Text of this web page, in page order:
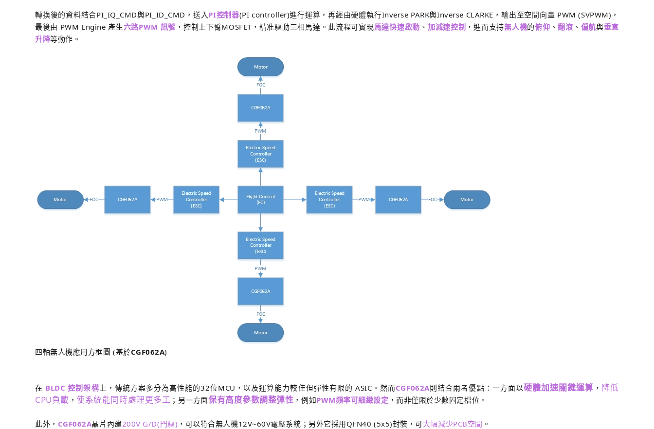
轉換後的資料結合PI_IQ_CMD與PI_ID_CMD，送入PI控制器(PI controller)進行運算，再經由硬體執行Inverse PARK與Inverse CLARKE，輸出至空間向量 PWM (SVPWM)，
最後由 PWM Engine 產生六路PWM 訊號 ，控制上下臂MOSFET，精准驅動三相馬達。此流程可實現馬達快速啟動 、 加減速控制 ，進而支持無人機的俯仰 、翻滾 、 偏航與垂直
升降等動作。
四軸無人機應用方框圖 (基於CGF062A)
在 BLDC 控制架構上，傳統方案多分為高性能的32位MCU，以及運算能力較佳但彈性有限的 ASIC。然而CGF062A則結合兩者優點：一方面以硬體加速關鍵運算 ， 降低
CPU負載 ，使系統能同時處理更多工 ；另一方面保有高度參數調整彈性 ，例如PWM頻率可細緻設定 ，而非僅限於少數固定檔位。
此外， CGF062A晶片內建200V G/D(門驅) ，可以符合無人機12V~60V電壓系統；另外它採用QFN40 (5x5)封裝，可大幅減少PCB空間 。